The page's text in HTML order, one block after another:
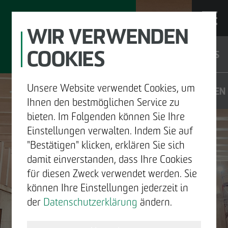
UNTERNEHMEN
ENTWICKELN
BAUEN
JOBS
DE EN
WIR VERWENDEN
COOKIES
Unsere Website verwendet Cookies, um
Ihnen den bestmöglichen Service zu
bieten. Im Folgenden können Sie Ihre
Einstellungen verwalten. Indem Sie auf
"Bestätigen" klicken, erklären Sie sich
damit einverstanden, dass Ihre Cookies
für diesen Zweck verwendet werden. Sie
können Ihre Einstellungen jederzeit in
der Datenschutzerklärung ändern.